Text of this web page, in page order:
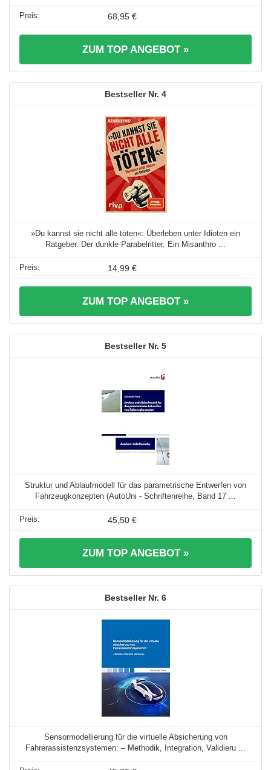
68,95 €
ZUM TOP ANGEBOT »
4
»Du kannst sie nicht alle töten«: Überleben unter Idioten ein
Ratgeber. Der dunkle Parabelritter. Ein Misanthro ...
14,99 €
ZUM TOP ANGEBOT »
5
Struktur und Ablaufmodell für das parametrische Entwerfen von
Fahrzeugkonzepten (AutoUni - Schriftenreihe, Band 17 ...
45,50 €
ZUM TOP ANGEBOT »
6
Sensormodellierung für die virtuelle Absicherung von
Fahrerassistenzsystemen: – Methodik, Integration, Validieru ...